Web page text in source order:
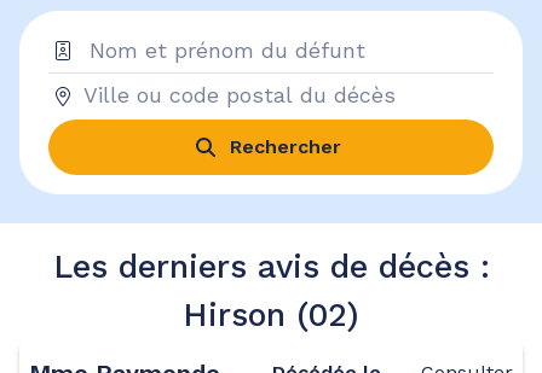
Rechercher
Les derniers avis de décès :
Hirson (02)